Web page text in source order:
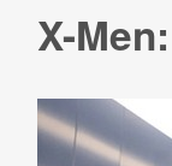
X-